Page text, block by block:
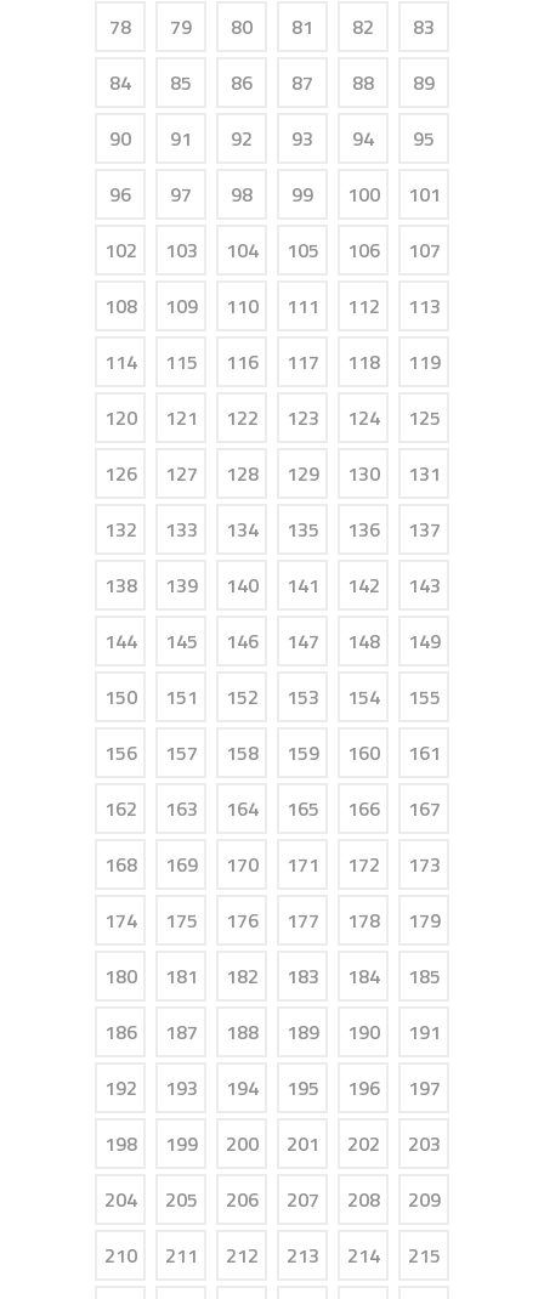
78
79 80 81 82
83
84
85 86 87 88
89
90
91 92 93 94
95
96
97 98 99 100
101
102
103 104 105 106
107
108
109 110 111 112
113
114
115 116 117 118
119
120
121 122 123 124
125
126
127 128 129 130
131
132
133 134 135 136
137
138
139 140 141 142
143
144
145 146 147 148
149
150
151 152 153 154
155
156
157 158 159 160
161
162
163 164 165 166
167
168
169 170 171 172
173
174
175 176 177 178
179
180
181 182 183 184
185
186
187 188 189 190
191
192
193 194 195 196
197
198
199 200 201 202
203
204
205 206 207 208
209
210
211 212 213 214
215